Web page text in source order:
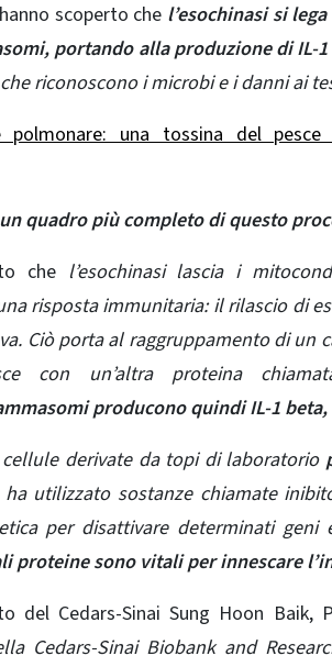
scoperto che l’esochinasi si
portando alla produzione di IL-
riconoscono i microbi e i danni ai
polmonare: una tossina del
quadro più completo di questo
che l’esochinasi lascia i
risposta immunitaria: il rilascio di
Ciò porta al raggruppamento di un
con un’altra proteina
producono quindi IL-1
derivate da topi di laboratorio
utilizzato sostanze chiamate
per disattivare determinati
proteine ​​sono vitali per innescare
del Cedars-Sinai Sung Hoon Baik,
Cedars-Sinai Biobank and